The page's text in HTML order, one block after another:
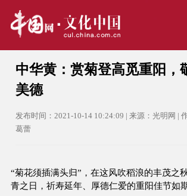
中华黄：赏菊登高觅重阳，
美德
发布时间：2021-10-14 10:24:09 | 来源：光明网 |
葛蕾
“菊花须插满头归”，在这风吹稻浪的丰茂之
青之日，祈寿延年、厚德仁爱的重阳佳节如